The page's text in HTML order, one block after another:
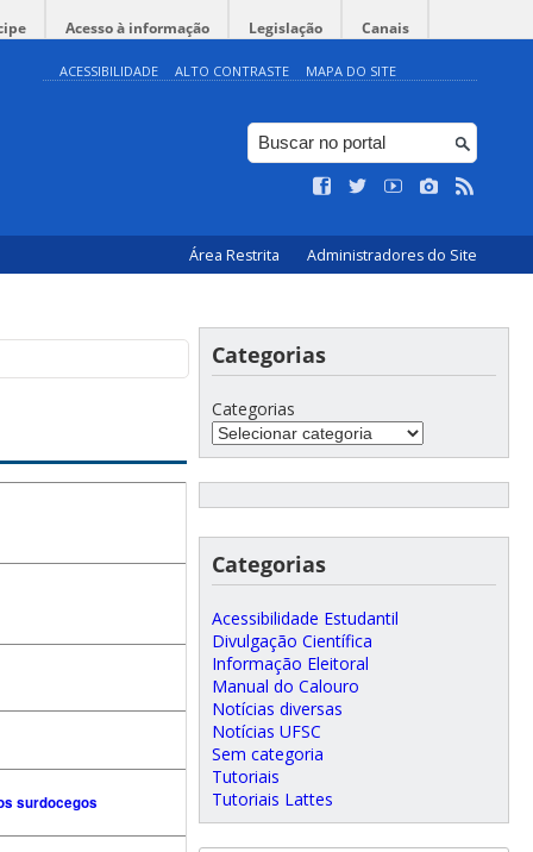
Acesso à informação Legislação Canais
ACESSIBILIDADE ALTO CONTRASTE MAPA DO SITE
Área Restrita Administradores do Site
surdocegos
Categorias
Categorias
Categorias
Acessibilidade Estudantil
Divulgação Científica
Informação Eleitoral
Manual do Calouro
Notícias diversas
Notícias UFSC
Sem categoria
Tutoriais
Tutoriais Lattes